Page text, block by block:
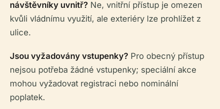
návštěvníky uvnitř? Ne, vnitřní přístup je omezen
kvůli vládnímu využití, ale exteriéry lze prohlížet z
ulice.
Jsou vyžadovány vstupenky? Pro obecný přístup
nejsou potřeba žádné vstupenky; speciální akce
mohou vyžadovat registraci nebo nominální
poplatek.